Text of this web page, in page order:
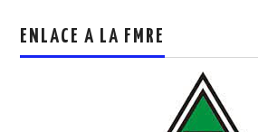
ENLACE A LA FMRE